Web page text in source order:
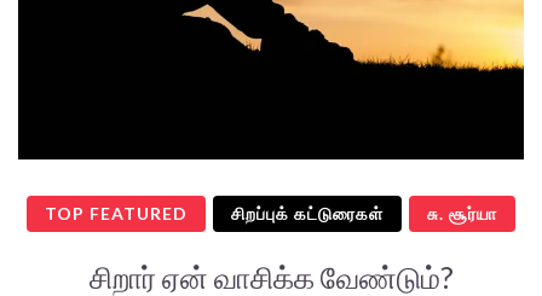
TOP FEATURED சிறப்புக் கட்டுரைகள் சு. சூர்யா
சிறார் ஏன் வாசிக்க வேண்டும்?